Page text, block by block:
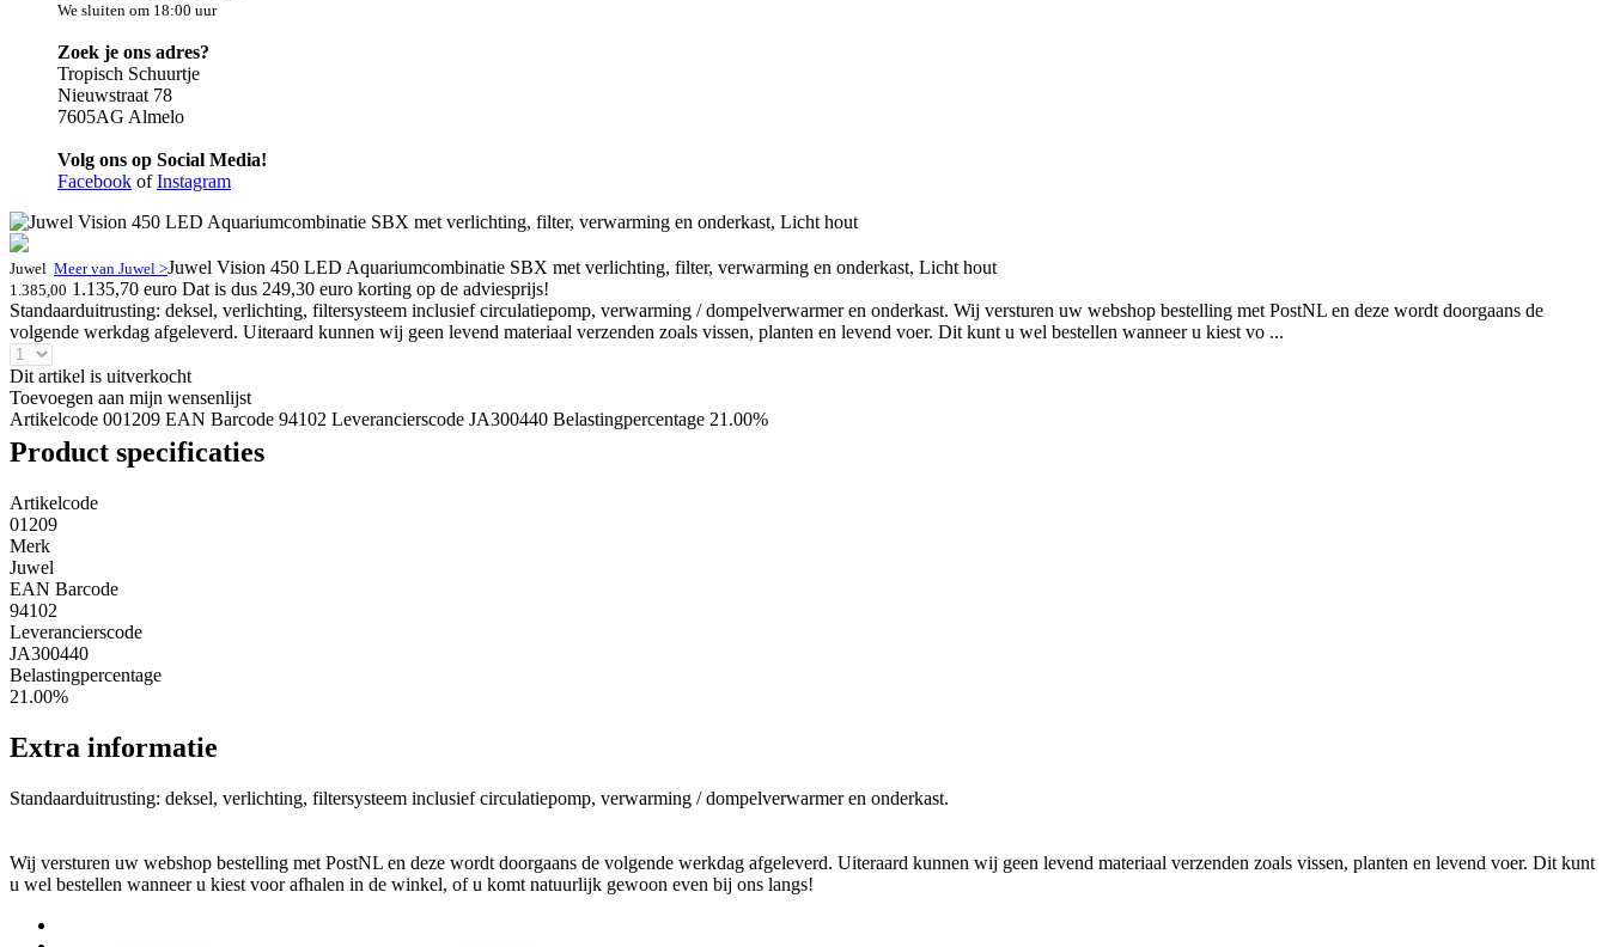
We sluiten om 18:00 uur
Zoek je ons adres?
Tropisch Schuurtje
Nieuwstraat 78
7605AG Almelo
Volg ons op Social Media!
Facebook ofInstagram
Juwel Meer van Juwel >Juwel Vision 450 LED Aquariumcombinatie SBX met verlichting, filter, verwarming en onderkast, Licht hout
1.385,00 1.135,70 euro Dat is dus 249,30 euro korting op de adviesprijs!
Standaarduitrusting: deksel, verlichting, filtersysteem inclusief circulatiepomp, verwarming / dompelverwarmer en onderkast. Wij versturen uw webshop bestelling met PostNL en deze wordt doorgaans de
volgende werkdag afgeleverd. Uiteraard kunnen wij geen levend materiaal verzenden zoals vissen, planten en levend voer. Dit kunt u wel bestellen wanneer u kiest vo ...
Dit artikel is uitverkocht
Toevoegen aan mijn wensenlijst
Artikelcode 001209 EAN Barcode 94102 Leverancierscode JA300440 Belastingpercentage 21.00%
Product specificaties
Artikelcode
01209
Merk
Juwel
EAN Barcode
94102
Leverancierscode
JA300440
Belastingpercentage
21.00%
Extra informatie
Standaarduitrusting: deksel, verlichting, filtersysteem inclusief circulatiepomp, verwarming / dompelverwarmer en onderkast.
Wij versturen uw webshop bestelling met PostNL en deze wordt doorgaans de volgende werkdag afgeleverd. Uiteraard kunnen wij geen levend materiaal verzenden zoals vissen, planten en levend voer. Dit kunt
u wel bestellen wanneer u kiest voor afhalen in de winkel, of u komt natuurlijk gewoon even bij ons langs!